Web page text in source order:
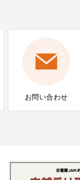
お問い合わせ